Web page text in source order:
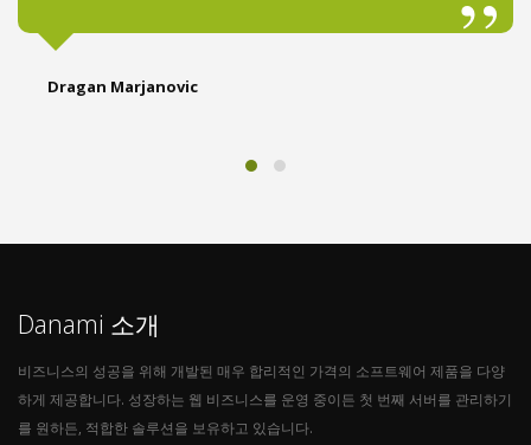
Dragan Marjanovic
Danami 소개
비즈니스의 성공을 위해 개발된 매우 합리적인 가격의 소프트웨어 제품을 다양
하게 제공합니다. 성장하는 웹 비즈니스를 운영 중이든 첫 번째 서버를 관리하기
를 원하든, 적합한 솔루션을 보유하고 있습니다.